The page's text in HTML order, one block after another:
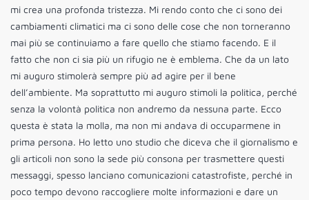
mi crea una profonda tristezza. Mi rendo conto che ci sono dei
cambiamenti climatici ma ci sono delle cose che non torneranno
mai più se continuiamo a fare quello che stiamo facendo. E il
fatto che non ci sia più un rifugio ne è emblema. Che da un lato
mi auguro stimolerà sempre più ad agire per il bene
dell’ambiente. Ma soprattutto mi auguro stimoli la politica, perché
senza la volontà politica non andremo da nessuna parte. Ecco
questa è stata la molla, ma non mi andava di occuparmene in
prima persona. Ho letto uno studio che diceva che il giornalismo e
gli articoli non sono la sede più consona per trasmettere questi
messaggi, spesso lanciano comunicazioni catastrofiste, perché in
poco tempo devono raccogliere molte informazioni e dare un